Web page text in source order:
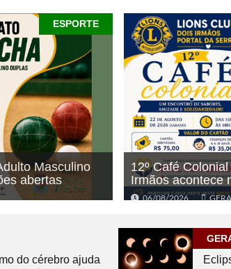
ESPORTE
Masculino
abertas
12º Café
Irmãos acontece
06/08/2026
do cérebro ajuda